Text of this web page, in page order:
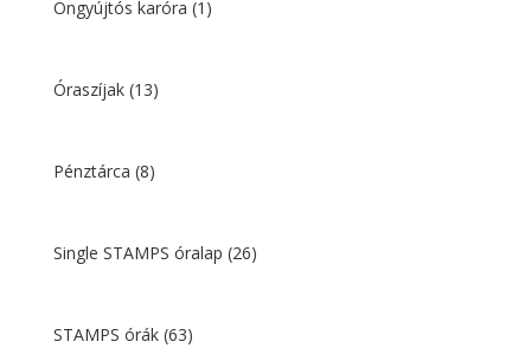
Öngyújtós karóra (1)
Óraszíjak (13)
Pénztárca (8)
Single STAMPS óralap (26)
STAMPS órák (63)